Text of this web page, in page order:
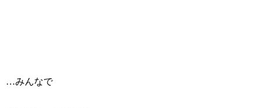
…みんなで